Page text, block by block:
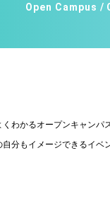
Open Campus
わかるオープンキャンパ
分もイメージできるイベ